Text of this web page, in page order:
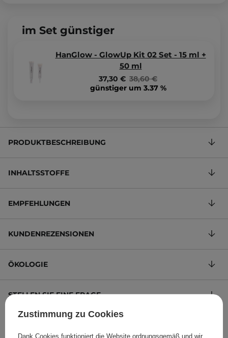
im Set günstiger
HanGlow - GlowUp Kit 02 Set - 15 ml +
50 ml
38,60 €
37,30 €
günstiger um 3.37 %
PRODUKTBESCHREIBUNG
INHALTSSTOFFE
EMPFEHLUNGEN
KUNDENREZENSIONEN
ÖKOLOGIE
STELLEN SIE EINE FRAGE
Zustimmung zu Cookies
Dank Cookies funktioniert die Website ordnungsgemäß und wir